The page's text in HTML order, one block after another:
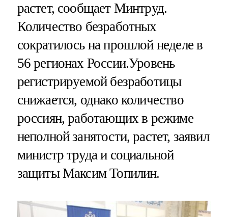
растет, сообщает Минтруд.
Количество безработных
сократилось на прошлой неделе в
56 регионах России.Уровень
регистрируемой безработицы
снижается, однако количество
россиян, работающих в режиме
неполной занятости, растет, заявил
министр труда и социальной
защиты Максим Топилин.